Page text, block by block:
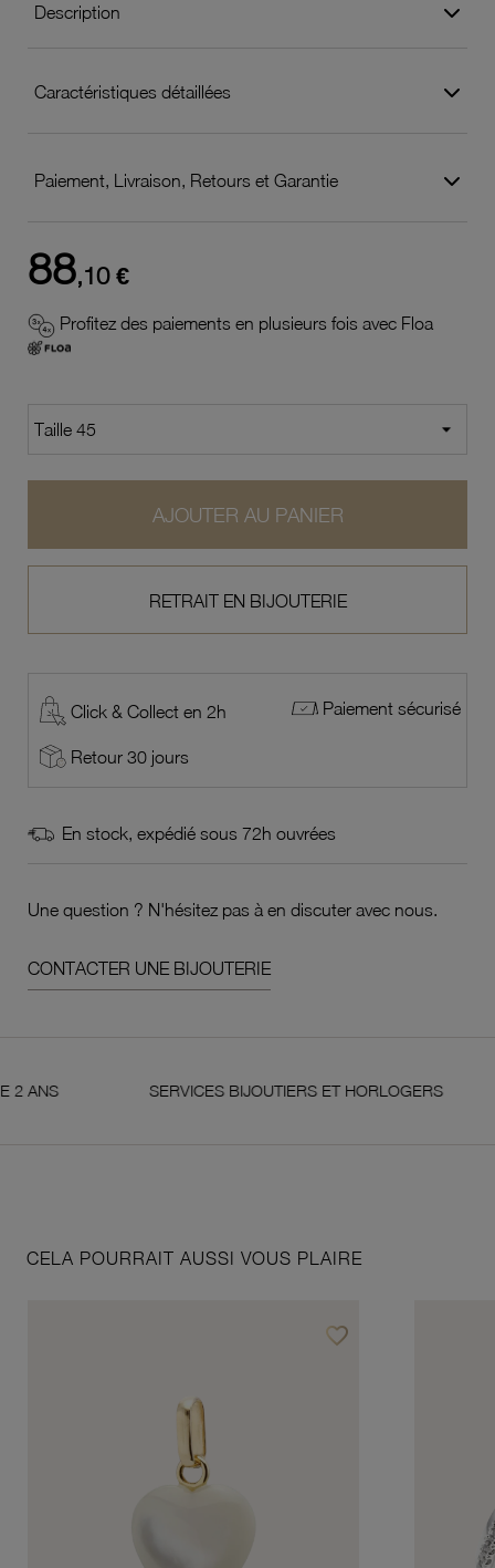
Description
Caractéristiques détaillées
Paiement, Livraison, Retours et Garantie
88,10 €
Profitez des paiements en plusieurs fois avec Floa
AJOUTER AU PANIER
RETRAIT EN BIJOUTERIE
Click & Collect en 2h Paiement sécurisé
Retour 30 jours
En stock, expédié sous 72h ouvrées
Une question ? N'hésitez pas à en discuter avec nous.
CONTACTER UNE BIJOUTERIE
SERVICES BIJOUTIERS ET HORLOGERS
CELA POURRAIT AUSSI VOUS PLAIRE
favorite_borderAjouter à vos favoris